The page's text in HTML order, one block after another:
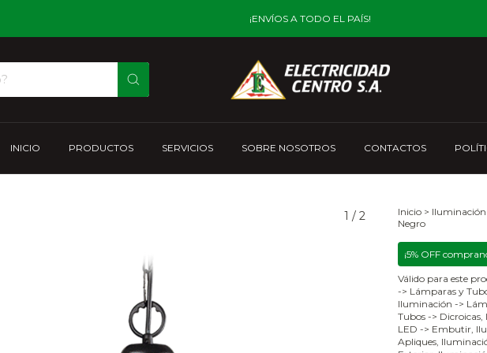
¡ENVÍOS A TODO EL PAÍS!
INICIO PRODUCTOS SERVICIOS SOBRE NOSOTROS CONTACTOS
1 / 2 Inicio > Iluminación
Negro
¡5% OFF
Válido para este
-> Lámparas y
Iluminación ->
Tubos ->
LED -> Embutir,
Apliques,